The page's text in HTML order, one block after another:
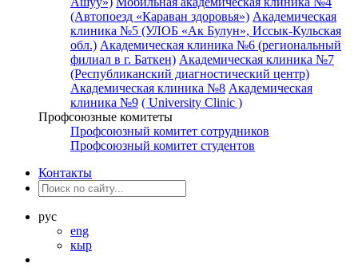
(Автопоезд «Караван здоровья») Академическая
клиника №5 (УЛОБ «Ак Булун», Иссык-Кульская
обл.) Академическая клиника №6 (региональный
филиал в г. Баткен) Академическая клиника №7
(Республиканский диагностический центр)
Академическая клиника №8 Академическая
клиника №9 ( University Clinic )
Профсоюзные комитеты
Профсоюзный комитет сотрудников
Профсоюзный комитет студентов
Контакты
рус
eng
кыр